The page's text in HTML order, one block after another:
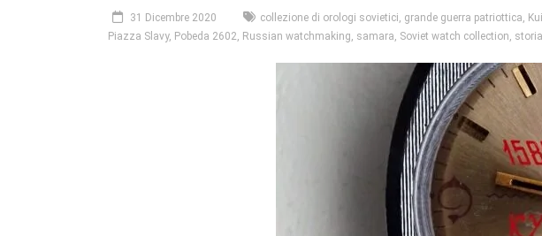
31 Dicembre 2020 collezione di orologi sovietici, grande guerra patriottica,
Piazza Slavy, Pobeda 2602, Russian watchmaking, samara, Soviet watch collection,